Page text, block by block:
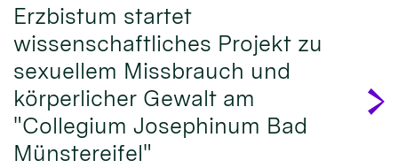
Erzbistum startet
wissenschaftliches Projekt zu
sexuellem Missbrauch und
körperlicher Gewalt am
"Collegium Josephinum Bad
Münstereifel"